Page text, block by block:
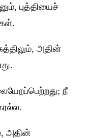
புத்தியைச்
அதின்
நீ
அதின்